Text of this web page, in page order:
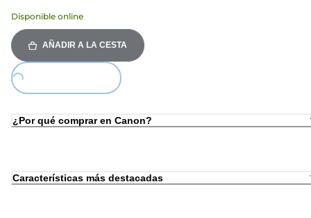
Disponible online
AÑADIR A LA CESTA
Loading...
¿Por qué comprar en Canon?
Características más destacadas